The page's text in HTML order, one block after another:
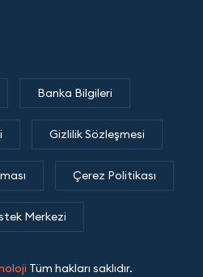
Banka Bilgileri
Gizlilik Sözleşmesi
Çerez Politikası
Merkezi
Tüm hakları saklıdır.